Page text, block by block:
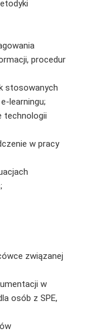
procedur
stosowanych
learningu;
technologii
w pracy
związanej
w
osób z SPE,